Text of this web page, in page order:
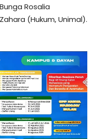
Rosalia
(Hukum, Unimal).